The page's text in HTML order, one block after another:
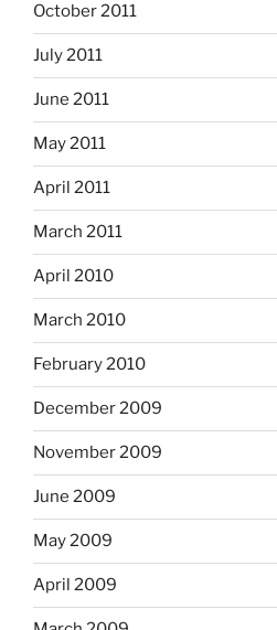
October 2011
July 2011
June 2011
May 2011
April 2011
March 2011
April 2010
March 2010
February 2010
December 2009
November 2009
June 2009
May 2009
April 2009